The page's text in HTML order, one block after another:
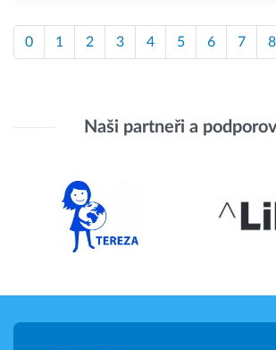
0 1 2 3 4 5 6 7 8
Naši partneři a